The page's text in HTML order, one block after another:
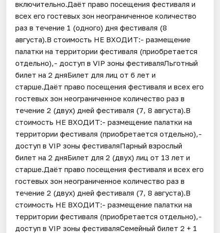
включительно.Даёт право посещения фестиваля и
всех его гостевых зон неограниченное количество
раз в течение 1 (одного) дня фестиваля (8
августа).В стоимость НЕ ВХОДИТ:- размещение
палатки на территории фестиваля (приобретается
отдельно),- доступ в VIP зоны фестиваляЛьготный
билет на 2 дняБилет для лиц от 6 лет и
старше.Даёт право посещения фестиваля и всех его
гостевых зон неограниченное количество раз в
течение 2 (двух) дней фестиваля (7, 8 августа).В
стоимость НЕ ВХОДИТ:- размещение палатки на
территории фестиваля (приобретается отдельно),-
доступ в VIP зоны фестиваляПарный взрослый
билет на 2 дняБилет для 2 (двух) лиц от 13 лет и
старше.Даёт право посещения фестиваля и всех его
гостевых зон неограниченное количество раз в
течение 2 (двух) дней фестиваля (7, 8 августа).В
стоимость НЕ ВХОДИТ:- размещение палатки на
территории фестиваля (приобретается отдельно),-
доступ в VIP зоны фестиваляСемейный билет 2 + 1